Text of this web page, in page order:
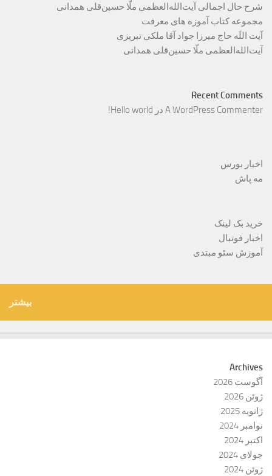
شرح حال اجمالی آیت‌الله‌العظمی ملّا حسین‌قلی همدانی
مجموعه کتاب آموزه های معرفت
آیت اللَه حاج میرزا جواد آقا ملکی تبریزی
آیت‌الله‌العظمی ملّا حسین‌قلی همدانی
Recent Comments
A WordPress Commenter در Hello world!
اخبار بورس
مه پاش
خرید بک لینک
اخبار فوتبال
آموزش سئو مبتدی
بیشتر
Archives
آگوست 2026
ژوئن 2026
ژانویه 2025
نوامبر 2024
اکتبر 2024
جولای 2024
ژوئن 2024